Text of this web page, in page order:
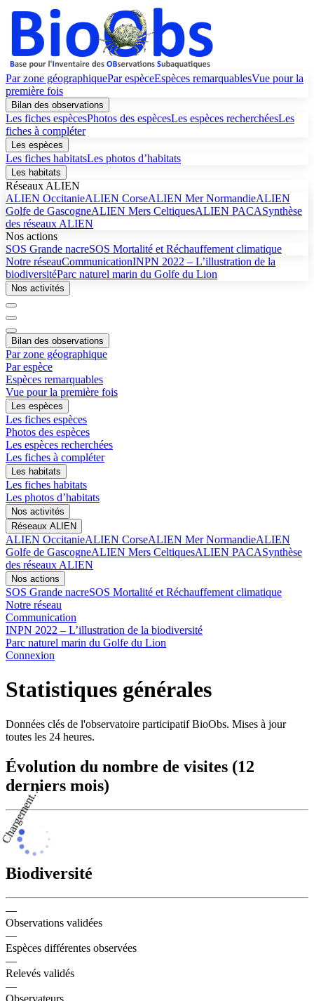
Par zone géographiquePar espèceEspèces remarquablesVue pour la
première fois
Bilan des observations
Les fiches espècesPhotos des espècesLes espèces recherchéesLes
fiches à compléter
Les espèces
Les fiches habitatsLes photos d’habitats
Les habitats
Réseaux ALIEN
ALIEN OccitanieALIEN CorseALIEN Mer NormandieALIEN
Golfe de GascogneALIEN Mers CeltiquesALIEN PACASynthèse
des réseaux ALIEN
Nos actions
SOS Grande nacreSOS Mortalité et Réchauffement climatique
Notre réseauCommunicationINPN 2022 – L’illustration de la
biodiversitéParc naturel marin du Golfe du Lion
Nos activités
Bilan des observations
Par zone géographique
Par espèce
Espèces remarquables
Vue pour la première fois
Les espèces
Les fiches espèces
Photos des espèces
Les espèces recherchées
Les fiches à compléter
Les habitats
Les fiches habitats
Les photos d’habitats
Nos activités
Réseaux ALIEN
ALIEN OccitanieALIEN CorseALIEN Mer NormandieALIEN
Golfe de GascogneALIEN Mers CeltiquesALIEN PACASynthèse
des réseaux ALIEN
Nos actions
SOS Grande nacreSOS Mortalité et Réchauffement climatique
Notre réseau
Communication
INPN 2022 – L’illustration de la biodiversité
Parc naturel marin du Golfe du Lion
Connexion
Statistiques générales
Données clés de l'observatoire participatif BioObs. Mises à jour
toutes les 24 heures.
Évolution du nombre de visites (12
derniers mois)
Chargement…
Biodiversité
—
Observations validées
—
Espèces différentes observées
—
Relevés validés
—
Observateurs